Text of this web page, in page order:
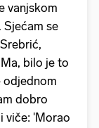
vanjskom
se
bilo je to
odjednom
dobro
viče: 'Morao